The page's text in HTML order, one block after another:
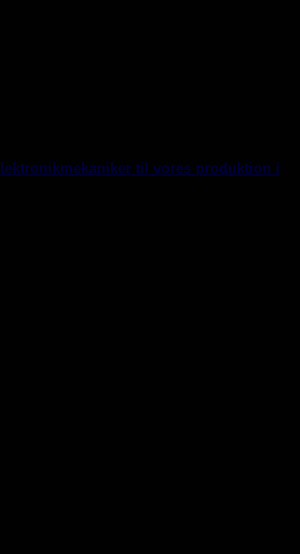
til vores produktion i